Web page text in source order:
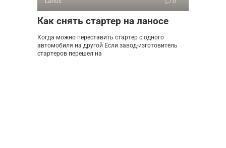
Как снять стартер на ланосе
Когда можно переставить стартер с одного
автомобиля на другой Если завод-изготовитель
стартеров перешел на